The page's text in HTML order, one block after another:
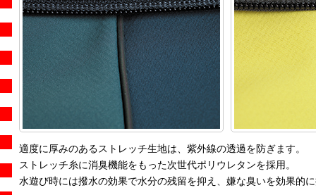
適度に厚みのあるストレッチ生地は、紫外線の透過を防ぎます。
ストレッチ糸に消臭機能をもった次世代ポリウレタンを採用。
水遊び時には撥水の効果で水分の残留を抑え、嫌な臭いを効果的